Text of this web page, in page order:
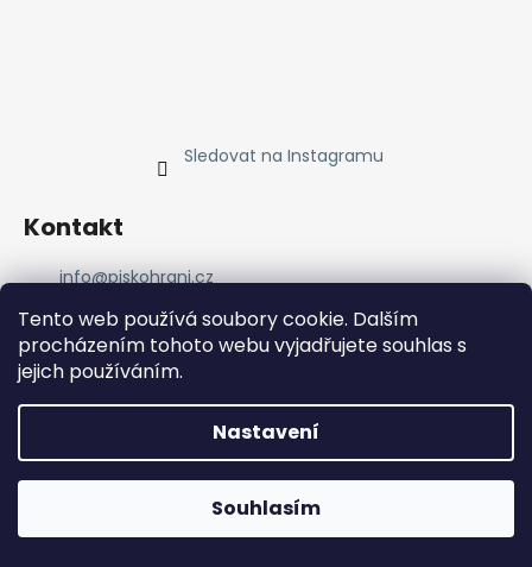
Tento web používá soubory cookie. Dalším
procházením tohoto webu vyjadřujete souhlas s
jejich používáním.
Nastavení
Souhlasím
Sledovat na Instagramu
Kontakt
info@piskohrani.cz
+420 723 753 053
723 753 053
Piskohrani
piskohrani/
+420 723 753 053
Vytvořil Shoptet
Pískohraní. Všechna práva vyhrazena.